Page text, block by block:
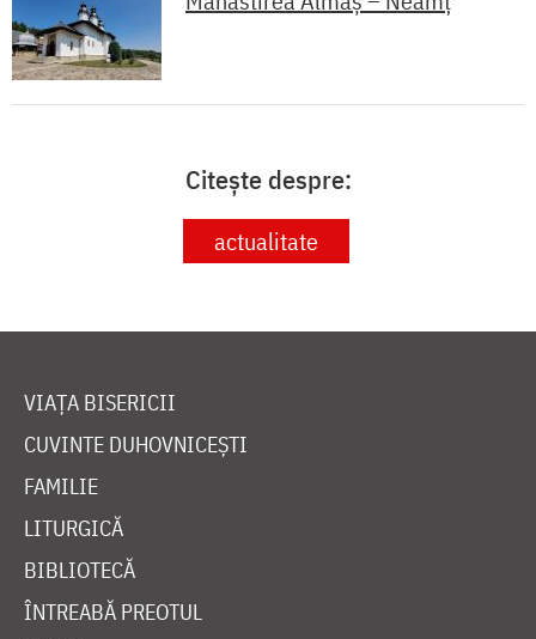
Citește despre:
actualitate
VIAȚA BISERICII
CUVINTE DUHOVNICEȘTI
FAMILIE
LITURGICĂ
BIBLIOTECĂ
ÎNTREABĂ PREOTUL